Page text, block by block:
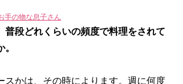
手の物な息子さん
段どれくらいの頻度で料理をされて
スかは、その時によります。週に何度